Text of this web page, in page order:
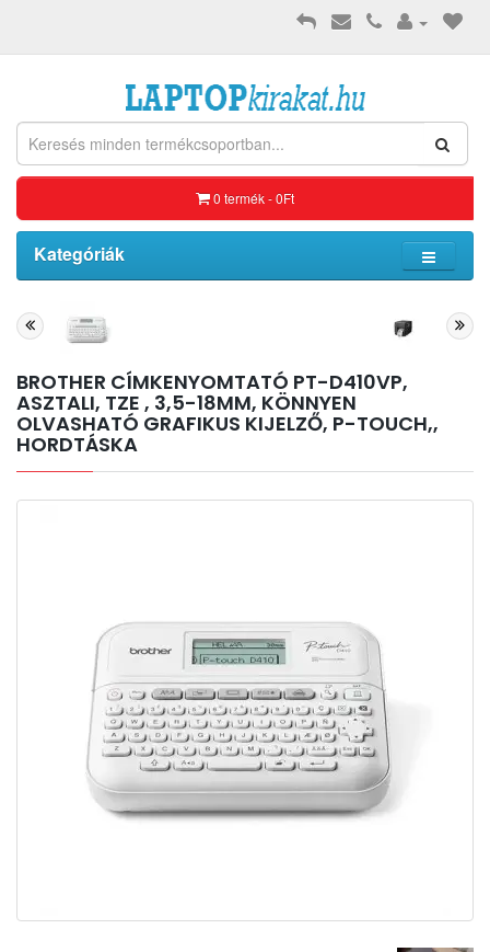
0 termék - 0Ft
Kategóriák
BROTHER CÍMKENYOMTATÓ PT-D410VP,
ASZTALI, TZE , 3,5-18MM, KÖNNYEN
OLVASHATÓ GRAFIKUS KIJELZŐ, P-TOUCH,,
HORDTÁSKA